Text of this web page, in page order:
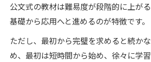
公文式の教材は難易度が段階的に上が
基礎から応用へと進めるのが特徴です。
ただし、最初から完璧を求めると続か
め、最初は短時間から始め、徐々に学